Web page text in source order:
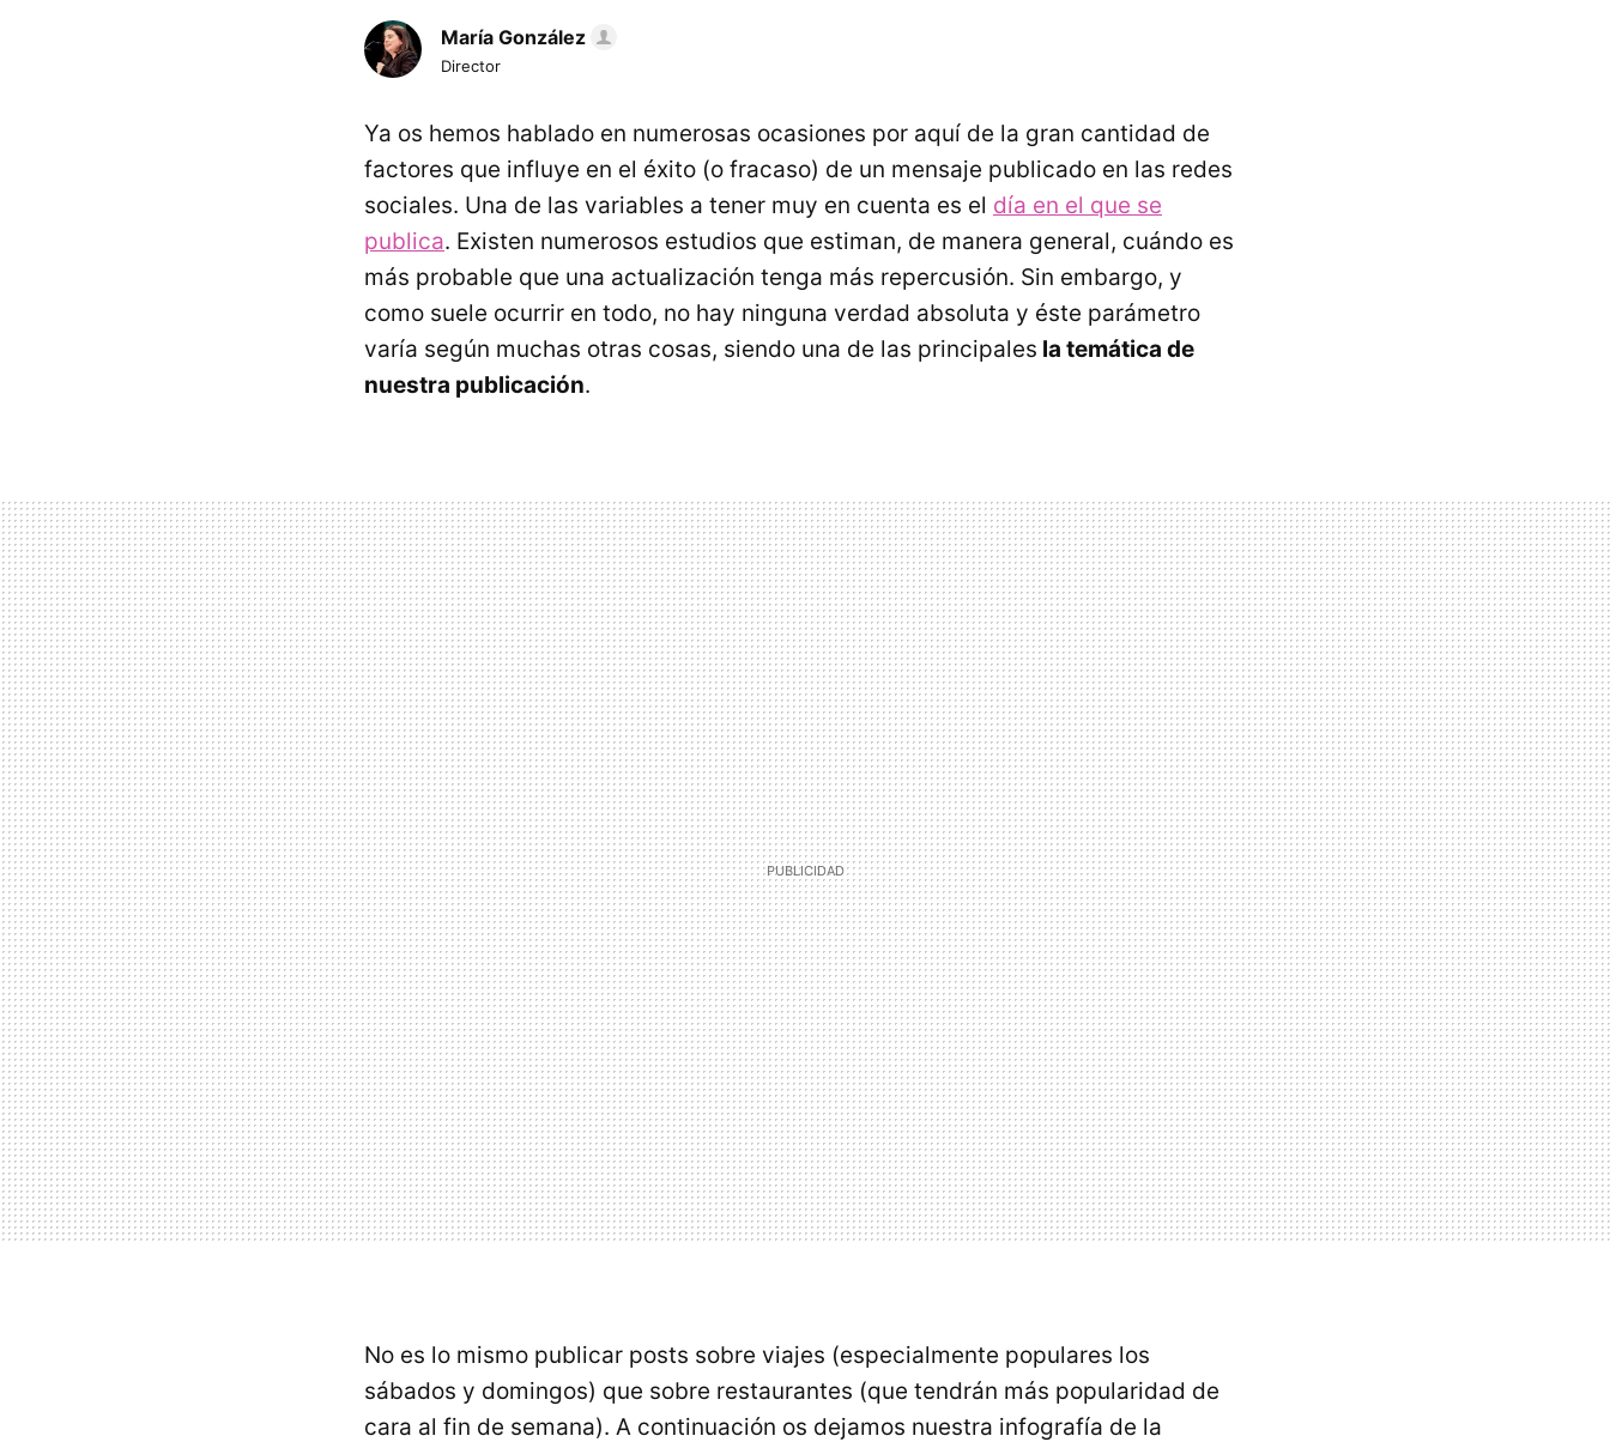
María González
Director
Ya os hemos hablado en numerosas ocasiones por aquí de la gran cantidad de
factores que influye en el éxito (o fracaso) de un mensaje publicado en las redes
sociales. Una de las variables a tener muy en cuenta es el día en el que se
publica. Existen numerosos estudios que estiman, de manera general, cuándo es
más probable que una actualización tenga más repercusión. Sin embargo, y
como suele ocurrir en todo, no hay ninguna verdad absoluta y éste parámetro
varía según muchas otras cosas, siendo una de las principales la temática de
nuestra publicación.
No es lo mismo publicar posts sobre viajes (especialmente populares los
sábados y domingos) que sobre restaurantes (que tendrán más popularidad de
cara al fin de semana). A continuación os dejamos nuestra infografía de la